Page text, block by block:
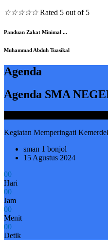
☆☆☆☆☆ Rated 5 out of 5
Panduan Zakat Minimal ...
Muhammad Abduh Tuasikal
Agenda
Agenda SMA
Kegiatan Memperingati
sman 1 bonjol
15 Agustus 2024
00
Hari
00
Jam
00
Menit
00
Detik